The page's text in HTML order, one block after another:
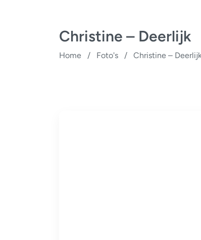
Christine – Deerlijk
Home / Foto's / Christine –